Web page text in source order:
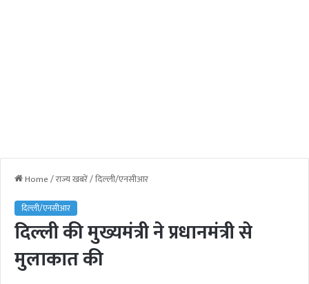
Home/राज्य खबरें/दिल्ली/एनसीआर
दिल्ली/एनसीआर
दिल्ली की मुख्यमंत्री ने प्रधानमंत्री से
मुलाकात की